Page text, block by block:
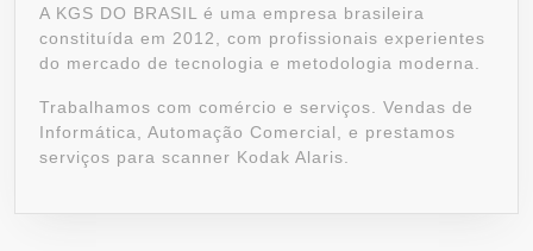
A KGS DO BRASIL é uma empresa brasileira
constituída em 2012, com profissionais experientes
do mercado de tecnologia e metodologia moderna.
Trabalhamos com comércio e serviços. Vendas de
Informática, Automação Comercial, e prestamos
serviços para scanner Kodak Alaris.